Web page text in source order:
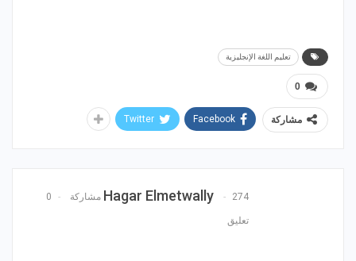
تعليم اللغة الإنجليزية
0
مشاركة Facebook
Twitter
Hagar Elmetwally 274 مشاركة 0
تعليق